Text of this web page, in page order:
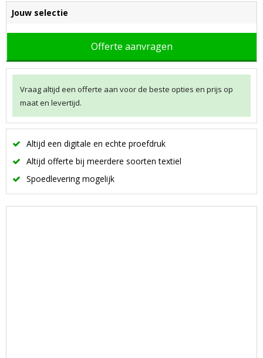
Jouw selectie
Offerte aanvragen
Vraag altijd een offerte aan voor de beste opties en prijs op
maat en levertijd.
Altijd een digitale en echte proefdruk
Altijd offerte bij meerdere soorten textiel
Spoedlevering mogelijk